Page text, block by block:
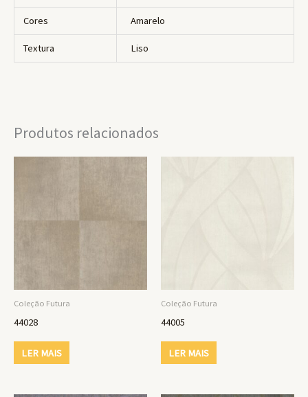
Cores Amarelo
Textura Liso
Produtos relacionados
Coleção Futura
44028
LER MAIS
Coleção Futura
44005
LER MAIS